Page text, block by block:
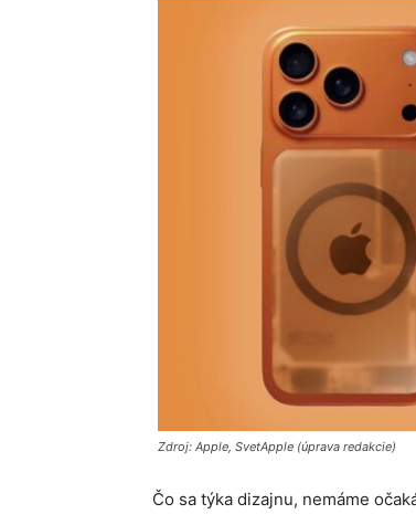
Zdroj: Apple, SvetApple (úprava redakcie)
Čo sa týka dizajnu, nemáme